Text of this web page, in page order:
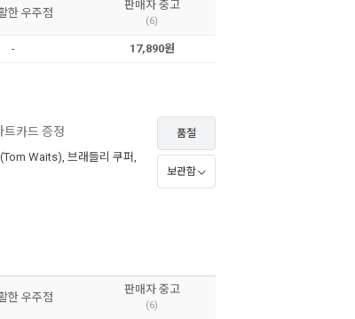
한 우주점
판매자 중고
(6)
- 17,890원
트카드 증정
Waits), 브래들리 쿠퍼 ,
품절
보관함
한 우주점
판매자 중고
(6)